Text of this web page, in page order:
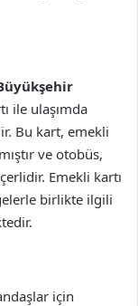
ile ulaşımda
Bu kart, emekli
ve otobüs,
Emekli kartı
birlikte ilgili
için